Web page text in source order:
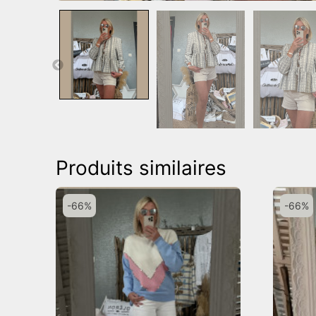
Produits similaires
-66% -66%